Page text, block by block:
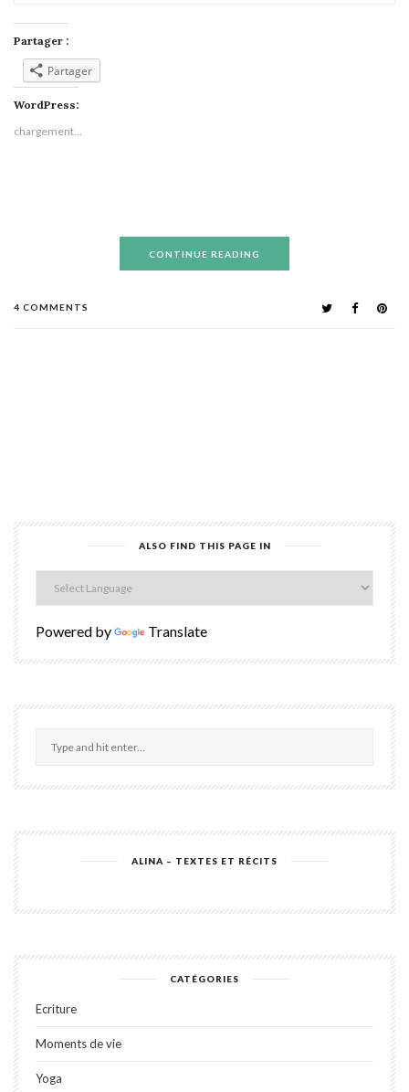
Partager :
Partager
WordPress:
chargement…
CONTINUE READING
4 COMMENTS
ALSO FIND THIS PAGE IN
Powered by Translate
ALINA – TEXTES ET RÉCITS
CATÉGORIES
Ecriture
Moments de vie
Yoga